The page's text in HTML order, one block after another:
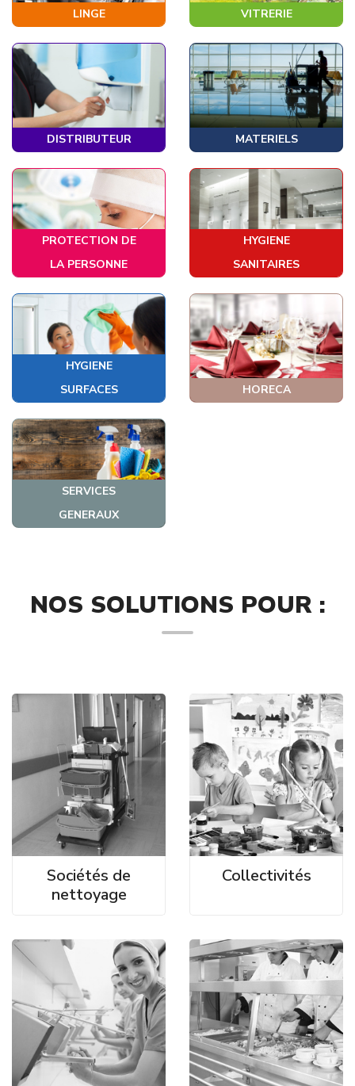
LINGE VITRERIE
DISTRIBUTEUR MATERIELS
PROTECTION DE
LA PERSONNE
HYGIENE
SANITAIRES
HYGIENE
SURFACES
HORECA
SERVICES
GENERAUX
NOS SOLUTIONS POUR :
Sociétés de
nettoyage
Collectivités